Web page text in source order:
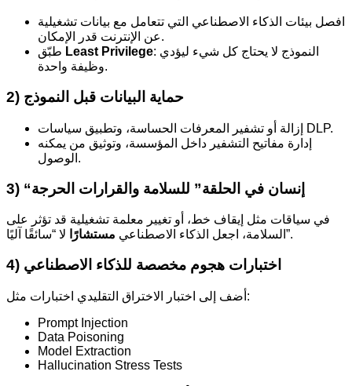
افصل بيئات الذكاء الاصطناعي التي تتعامل مع بيانات تشغيلية
عن الإنترنت قدر الإمكان.
Least Privilege: النموذج لا يحتاج كل شيء ليؤدي
وظيفة واحدة.
2) حماية البيانات قبل النموذج
إزالة أو تشفير المعرفات الحساسة، وتطبيق سياسات DLP.
إدارة مفاتيح التشفير داخل المؤسسة، وتوثيق من يمكنه
الوصول.
3) “إنسان في الحلقة” للسلامة والقرارات الحرجة
في سياقات مثل إيقاف خط، أو تغيير معلمة تشغيلية قد تؤثر على
السلامة، اجعل الذكاء الاصطناعي مستشارًا لا “سائقًا آليًا”.
4) اختبارات هجوم مخصصة للذكاء الاصطناعي
أضف إلى اختبار الاختراق التقليدي اختبارات مثل:
Prompt Injection
Data Poisoning
Model Extraction
Hallucination Stress Tests